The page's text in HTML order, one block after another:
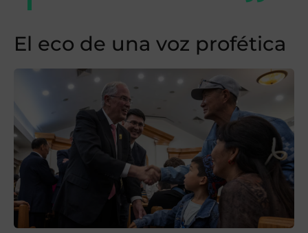
El eco de una voz profética